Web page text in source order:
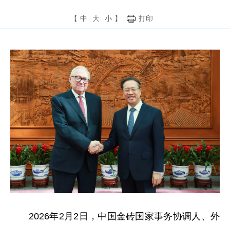
【 中 大 小 】 打印
2026年2月2日，中国金砖国家事务协调人、外